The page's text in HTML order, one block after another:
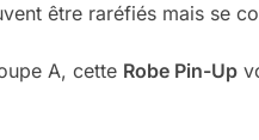
être raréfiés mais se
A, cette Robe Pin-Up